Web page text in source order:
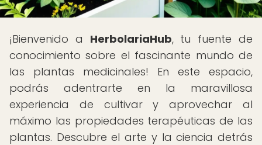
¡Bienvenido a HerbolariaHub, tu fuente de
conocimiento sobre el fascinante mundo de
las plantas medicinales! En este espacio,
podrás adentrarte en la maravillosa
experiencia de cultivar y aprovechar al
máximo las propiedades terapéuticas de las
plantas. Descubre el arte y la ciencia detrás